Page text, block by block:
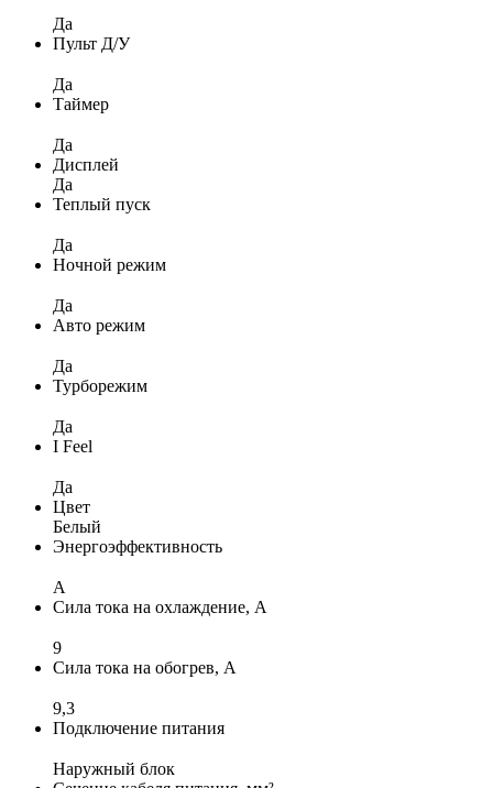
Да
Пульт Д/У
Да
Таймер
Да
Дисплей
Да
Теплый пуск
Да
Ночной режим
Да
Авто режим
Да
Турборежим
Да
I Feel
Да
Цвет
Белый
Энергоэффективность
A
Сила тока на охлаждение, А
9
Сила тока на обогрев, А
9,3
Подключение питания
Наружный блок